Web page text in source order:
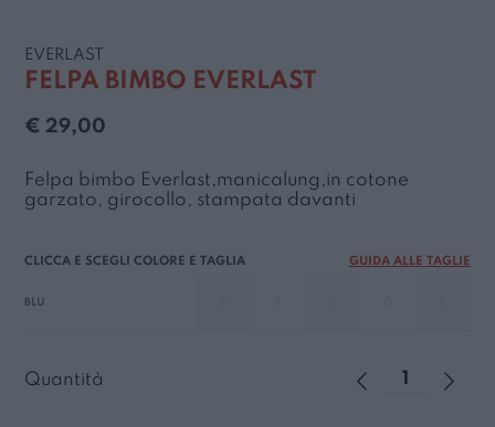
EVERLAST
FELPA BIMBO EVERLAST
€ 29,00
Felpa bimbo Everlast,manicalung,in cotone
garzato, girocollo, stampata davanti
GUIDA ALLE TAGLIE
BLU
Quantità